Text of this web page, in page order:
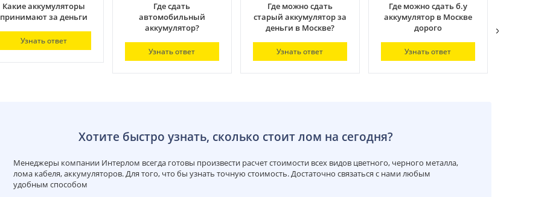
Какие аккумуляторы
принимают за деньги
Узнать ответ
Где сдать
автомобильный
аккумулятор?
Узнать ответ
Где можно сдать
старый аккумулятор за
деньги в Москве?
Узнать ответ
Где можно сдать б.у
аккумулятор в Москве
дорого
Узнать ответ
Хотите быстро узнать, сколько стоит лом на сегодня?
Менеджеры компании Интерлом всегда готовы произвести расчет стоимости всех видов цветного, черного металла,
лома кабеля, аккумуляторов. Для того, что бы узнать точную стоимость. Достаточно связаться с нами любым
удобным способом